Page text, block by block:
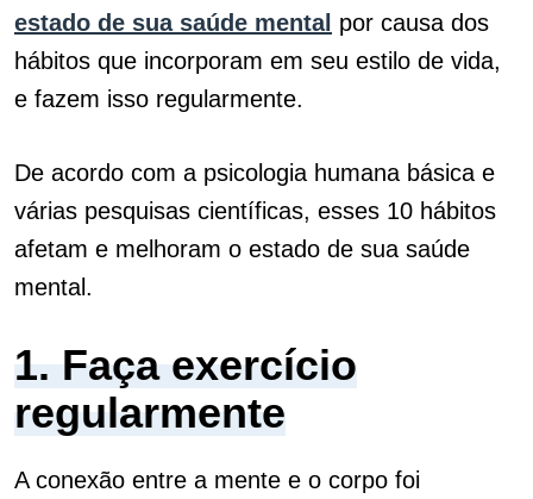
estado de sua saúde mental por causa dos
hábitos que incorporam em seu estilo de vida,
e fazem isso regularmente.
De acordo com a psicologia humana básica e
várias pesquisas científicas, esses 10 hábitos
afetam e melhoram o estado de sua saúde
mental.
1. Faça exercício
regularmente
A conexão entre a mente e o corpo foi